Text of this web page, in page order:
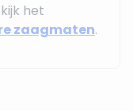
het
zaagmaten.